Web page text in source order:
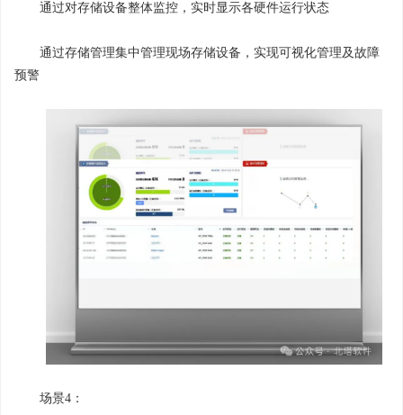
通过对存储设备整体监控，实时显示各硬件运行状态
通过存储管理集中管理现场存储设备，实现可视化管理及故障
预警
场景4：